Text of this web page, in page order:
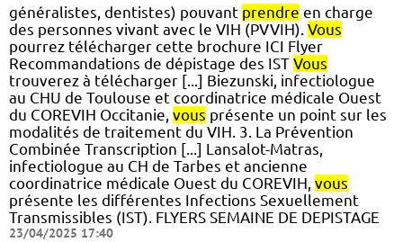
généralistes, dentistes) pouvant prendre en charge
des personnes vivant avec le VIH (PVVIH). Vous
pourrez télécharger cette brochure ICI Flyer
Recommandations de dépistage des IST Vous
trouverez à télécharger [...] Biezunski, infectiologue
au CHU de Toulouse et coordinatrice médicale Ouest
du COREVIH Occitanie, vous présente un point sur les
modalités de traitement du VIH. 3. La Prévention
Combinée Transcription [...] Lansalot-Matras,
infectiologue au CH de Tarbes et ancienne
coordinatrice médicale Ouest du COREVIH, vous
présente les différentes Infections Sexuellement
Transmissibles (IST). FLYERS SEMAINE DE DEPISTAGE
23/04/2025 17:40